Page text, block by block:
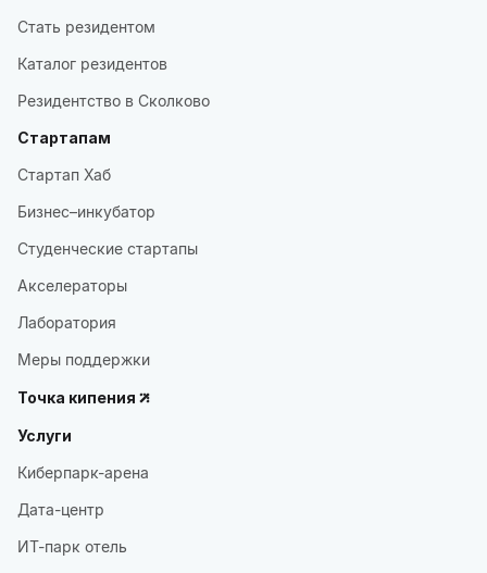
Стать резидентом
Каталог резидентов
Резидентство в Сколково
Стартапам
Стартап Хаб
Бизнес–инкубатор
Студенческие стартапы
Акселераторы
Лаборатория
Меры поддержки
Точка кипения
Услуги
Киберпарк-арена
Дата-центр
ИТ-парк отель